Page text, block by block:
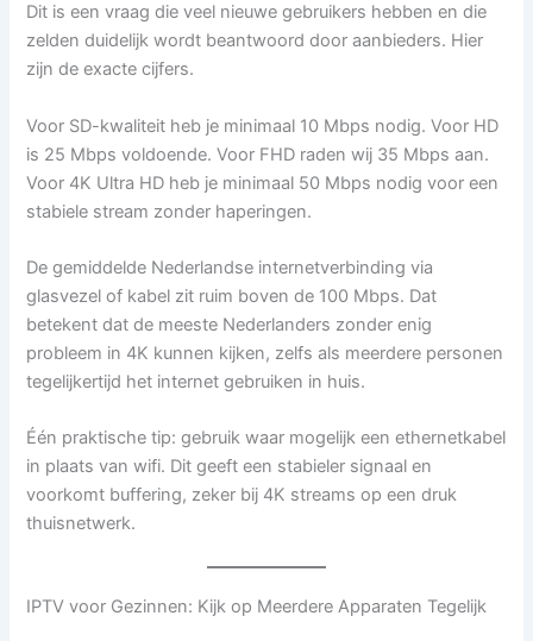
Dit is een vraag die veel nieuwe gebruikers hebben en die
zelden duidelijk wordt beantwoord door aanbieders. Hier
zijn de exacte cijfers.
Voor SD-kwaliteit heb je minimaal 10 Mbps nodig. Voor HD
is 25 Mbps voldoende. Voor FHD raden wij 35 Mbps aan.
Voor 4K Ultra HD heb je minimaal 50 Mbps nodig voor een
stabiele stream zonder haperingen.
De gemiddelde Nederlandse internetverbinding via
glasvezel of kabel zit ruim boven de 100 Mbps. Dat
betekent dat de meeste Nederlanders zonder enig
probleem in 4K kunnen kijken, zelfs als meerdere personen
tegelijkertijd het internet gebruiken in huis.
Één praktische tip: gebruik waar mogelijk een ethernetkabel
in plaats van wifi. Dit geeft een stabieler signaal en
voorkomt buffering, zeker bij 4K streams op een druk
thuisnetwerk.
IPTV voor Gezinnen: Kijk op Meerdere Apparaten Tegelijk